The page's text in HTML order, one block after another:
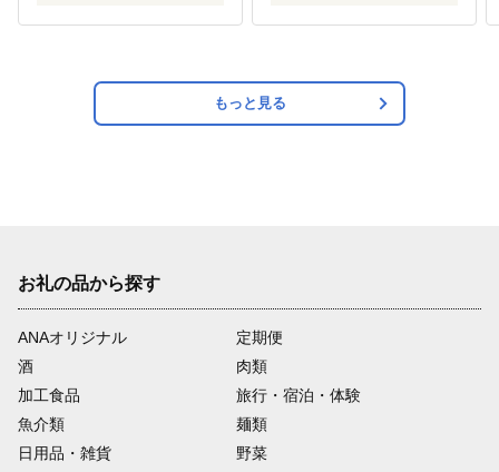
蜜 みつ ミツ 人気 稀少
ント 贈り物 仕送り 家庭
用 自宅用 常温発送 調味
料 隠し味 おすすめ
もっと見る
お礼の品から探す
ANAオリジナル
定期便
酒
肉類
加工食品
旅行・宿泊・体験
魚介類
麺類
日用品・雑貨
野菜